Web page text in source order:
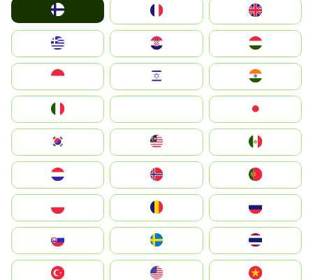
United Kingdom
Magyarország
South Korea
United States